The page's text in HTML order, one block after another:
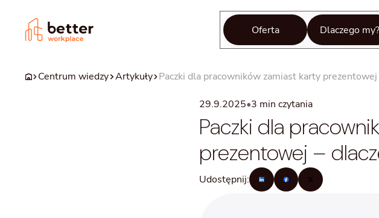
Oferta Dlaczego my?
Centrum wiedzy Artykuły Paczki dla pracowników zamiast karty
29.9.2025•3 min czytania
Paczki dla
prezentowej –
Udostępnij: